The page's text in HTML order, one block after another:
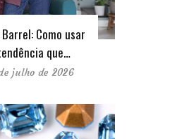
Como usar
que…
julho de 2026